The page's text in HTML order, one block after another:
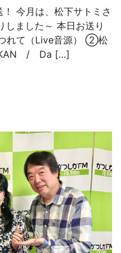
今月は、松下サトミさ
しました～ 本日お送り
て（Live音源） ②松
/ Da […]